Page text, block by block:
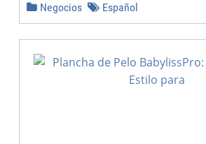
Negocios Español